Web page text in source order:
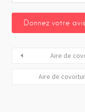
Aire de
Aire de